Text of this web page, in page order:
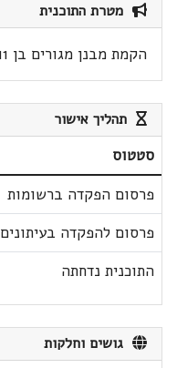
מטרת התוכנית
הקמת מבנן מגורים בן 11 יח"ד.
תהליך אישור
סטטוס
פרסום הפקדה ברשומות
פרסום להפקדה בעיתונים
התוכנית נדחתה
גושים וחלקות